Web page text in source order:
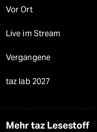
Vor Ort
Live im Stream
Vergangene
taz lab 2027
Mehr taz Lesestoff